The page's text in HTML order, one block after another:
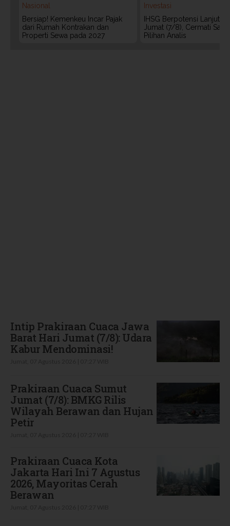
Nasional
Bersiap! Kemenkeu Incar Pajak
dari Rumah Kontrakan dan
Properti Sewa pada 2027
Investasi
IHSG Berpotensi Lanjut
Jumat (7/8), Cermati
Pilihan Analis
Intip Prakiraan Cuaca Jawa
Barat Hari Jumat (7/8): Udara
Kabur Mendominasi!
Prakiraan Cuaca Sumut
Jumat (7/8): BMKG Rilis
Wilayah Berawan dan Hujan
Petir
Prakiraan Cuaca Kota
Jakarta Hari Ini 7 Agustus
2026, Mayoritas Cerah
Berawan